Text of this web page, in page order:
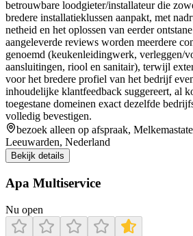
betrouwbare loodgieter/installateur die
bredere installatieklussen aanpakt, met
netheid en het oplossen van eerder
aangeleverde reviews worden meerdere
genoemd (keukenleidingwerk, verleggen/
aansluitingen, riool en sanitair), terwijl
voor het bredere profiel van het bedrijf
inhoudelijke klantfeedback suggereert, al
toegestane domeinen exact dezelfde
volledig bevestigen.
bezoek alleen op afspraak,
Leeuwarden, Nederland
Bekijk details
Apa Multiservice
Nu open